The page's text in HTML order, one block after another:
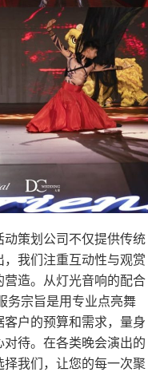
策划公司不仅提供传统
我们注重互动性与观赏
造。从灯光音响的配合
务宗旨是用专业点亮舞
户的预算和需求，量身
待。在各类晚会演出的
我们，让您的每一次聚